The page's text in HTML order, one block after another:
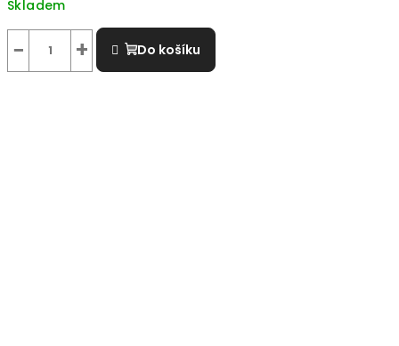
Skladem
+
− Do košíku